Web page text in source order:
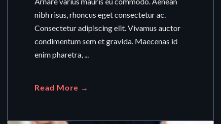
nibh risus, rhoncus eget consectetur ac.
Consectetur adipiscing elit. Vivamus auctor
condimentum sem et gravida. Maecenas id
enim pharetra, ...
Read More →